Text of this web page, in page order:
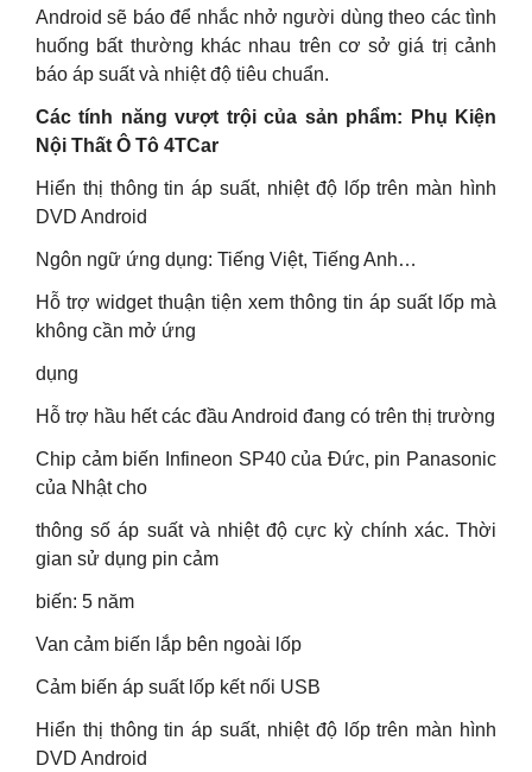
Android sẽ báo để nhắc nhở người dùng theo các tình
huống bất thường khác nhau trên cơ sở giá trị cảnh
báo áp suất và nhiệt độ tiêu chuẩn.
Các tính năng vượt trội của sản phẩm: Phụ Kiện
Nội Thất Ô Tô 4TCar
Hiển thị thông tin áp suất, nhiệt độ lốp trên màn hình
DVD Android
Ngôn ngữ ứng dụng: Tiếng Việt, Tiếng Anh…
Hỗ trợ widget thuận tiện xem thông tin áp suất lốp mà
không cần mở ứng
dụng
Hỗ trợ hầu hết các đầu Android đang có trên thị trường
Chip cảm biến Infineon SP40 của Đức, pin Panasonic
của Nhật cho
thông số áp suất và nhiệt độ cực kỳ chính xác. Thời
gian sử dụng pin cảm
biến: 5 năm
Van cảm biến lắp bên ngoài lốp
Cảm biến áp suất lốp kết nối USB
Hiển thị thông tin áp suất, nhiệt độ lốp trên màn hình
DVD Android